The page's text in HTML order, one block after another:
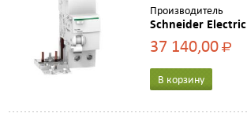
Производитель
Schneider Electric
37 140,00Р
В корзину